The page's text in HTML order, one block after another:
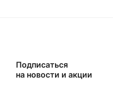
Подписаться
на новости и акции